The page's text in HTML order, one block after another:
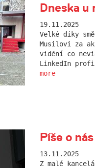
Dneska u
19.11.2025
Velké díky
Musilovi za
vidění co
LinkedIn
more
Píše o
13.11.2025
Z malé